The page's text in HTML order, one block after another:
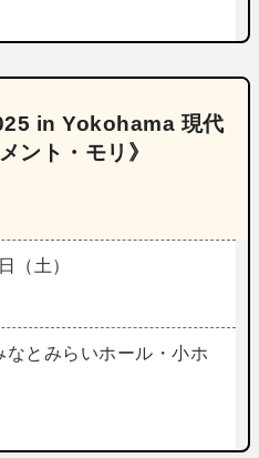
in Yokohama 現代
ント・モリ》
（土）
なとみらいホール・小ホ